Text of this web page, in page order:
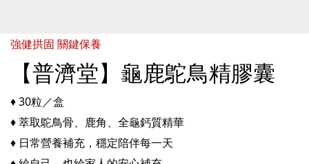
強健拱固 關鍵保養
【普濟堂】龜鹿鴕鳥精膠囊
♦ 30粒／盒
♦ 萃取鴕鳥骨、鹿角、全龜鈣質精華
♦ 日常營養補充，穩定陪伴每一天